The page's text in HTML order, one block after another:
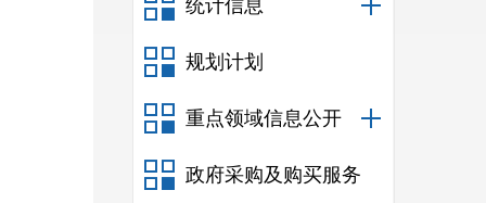
统计信息
规划计划
重点领域信息公开
政府采购及购买服务